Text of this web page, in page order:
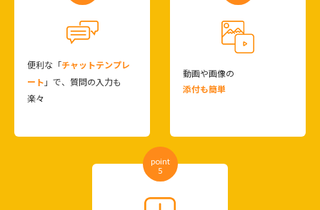
便利な「チャットテンプレ
ート 」で、質問の入力も
楽々
動画や画像の
添付も簡単
point
5